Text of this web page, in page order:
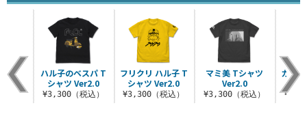
フリクリ ハル子 T
シャツ Ver2.0
¥3,300（税込）
マミ美 Tシャツ
Ver2.0
¥3,300（税込）
カン
ハル子のベスパ T
シャツ Ver2.0
¥3,300（税込）